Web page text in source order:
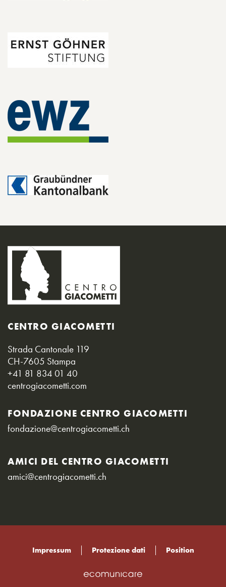
CENTRO GIACOMETTI
Strada Cantonale 119
CH-7605 Stampa
+41 81 834 01 40
centrogiacometti.com
FONDAZIONE CENTRO GIACOMETTI
fondazione@centrogiacometti.ch
AMICI DEL CENTRO GIACOMETTI
amici@centrogiacometti.ch
Impressum Protezione dati Position